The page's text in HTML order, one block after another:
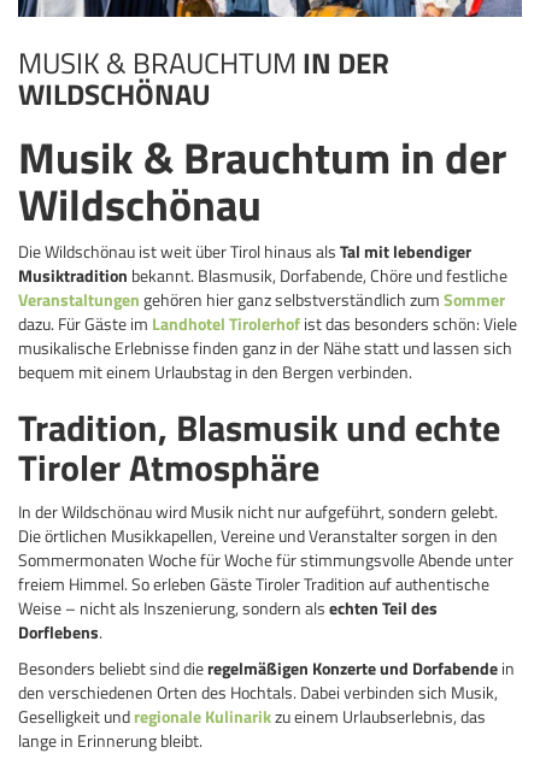
MUSIK & BRAUCHTUMIN DER
WILDSCHÖNAU
Musik & Brauchtum in der
Wildschönau
Die Wildschönau ist weit über Tirol hinaus alsTal mit lebendiger
Musiktradition bekannt. Blasmusik, Dorfabende, Chöre und festliche
Veranstaltungengehören hier ganz selbstverständlich zumSommer
dazu. Für Gäste im Landhotel Tirolerhofist das besonders schön: Viele
musikalische Erlebnisse finden ganz in der Nähe statt und lassen sich
bequem mit einem Urlaubstag in den Bergen verbinden.
Tradition, Blasmusik und echte
Tiroler Atmosphäre
In der Wildschönau wird Musik nicht nur aufgeführt, sondern gelebt.
Die örtlichen Musikkapellen, Vereine und Veranstalter sorgen in den
Sommermonaten Woche für Woche für stimmungsvolle Abende unter
freiem Himmel. So erleben Gäste Tiroler Tradition auf authentische
Weise – nicht als Inszenierung, sondern alsechten Teil des
Dorflebens.
Besonders beliebt sind dieregelmäßigen Konzerte und Dorfabendein
den verschiedenen Orten des Hochtals. Dabei verbinden sich Musik,
Geselligkeit undregionale Kulinarikzu einem Urlaubserlebnis, das
lange in Erinnerung bleibt.